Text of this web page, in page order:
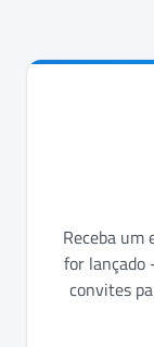
Receba
for lançado
convites